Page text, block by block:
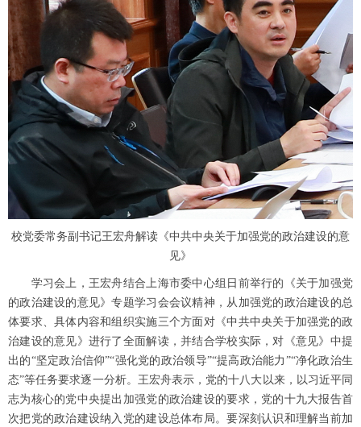
校党委常务副书记王宏舟解读《中共中央关于加强党的政治建设的意
见》
学习会上，王宏舟结合上海市委中心组日前举行的《关于加强党
的政治建设的意见》专题学习会会议精神，从加强党的政治建设的总
体要求、具体内容和组织实施三个方面对《中共中央关于加强党的政
治建设的意见》进行了全面解读，并结合学校实际，对《意见》中提
出的“坚定政治信仰”“强化党的政治领导”“提高政治能力”“净化政治生
态”等任务要求逐一分析。王宏舟表示，党的十八大以来，以习近平同
志为核心的党中央提出加强党的政治建设的要求，党的十九大报告首
次把党的政治建设纳入党的建设总体布局。要深刻认识和理解当前加